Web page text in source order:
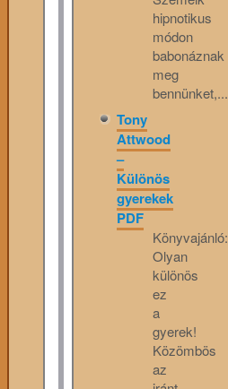
hipnotikus
módon
babonáznak
meg
bennünket,...
Tony
Attwood
–
Különös
gyerekek
PDF
Könyvajánló:
Olyan
különös
ez
a
gyerek!
Közömbös
az